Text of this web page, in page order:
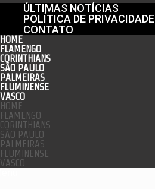
ÚLTIMAS NOTÍCIAS
POLÍTICA DE PRIVACIDADE
CONTATO
HOME
FLAMENGO
CORINTHIANS
SÃO PAULO
PALMEIRAS
FLUMINENSE
VASCO
HOME
FLAMENGO
CORINTHIANS
SÃO PAULO
PALMEIRAS
FLUMINENSE
VASCO